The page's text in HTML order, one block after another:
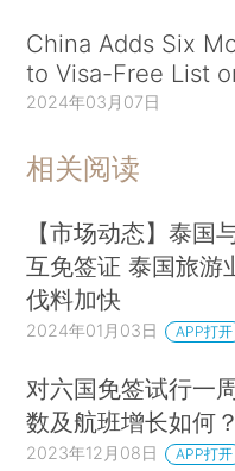
China Adds Six
to Visa-Free List
2024年03月07日
相关阅读
【市场动态】泰国
互免签证 泰国旅游
伐料加快
2024年01月03日 APP打开
对六国免签试行一
数及航班增长如何？
2023年12月08日 APP打开